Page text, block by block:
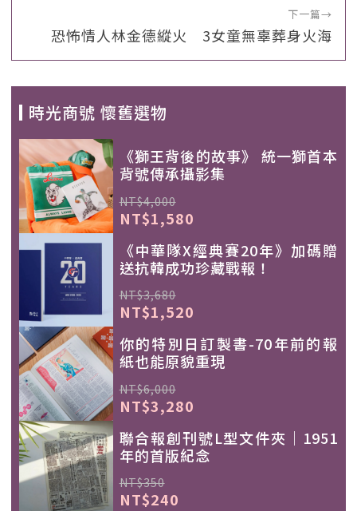
下一篇→
恐怖情人林金德縱火 3女童無辜葬身火海
時光商號 懷舊選物
《獅王背後的故事》 統一獅首本
背號傳承攝影集
NT$4,000
NT$1,580
《中華隊X經典賽20年》加碼贈
送抗韓成功珍藏戰報！
NT$3,680
NT$1,520
你的特別日訂製書-70年前的報
紙也能原貌重現
NT$6,000
NT$3,280
聯合報創刊號L型文件夾｜1951
年的首版紀念
NT$350
NT$240